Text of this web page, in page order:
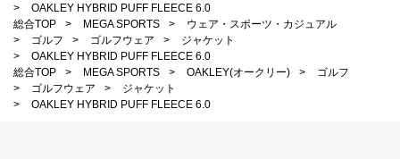
>
OAKLEY HYBRID PUFF FLEECE 6.0
総合TOP
> MEGA SPORTS >
ウェア・スポーツ・カジュアル
>
ゴルフ > ゴルフウェア >
ジャケット
>
OAKLEY HYBRID PUFF FLEECE 6.0
総合TOP
> MEGA SPORTS > OAKLEY(オークリー) >
ゴルフ
>
ゴルフウェア >
ジャケット
>
OAKLEY HYBRID PUFF FLEECE 6.0